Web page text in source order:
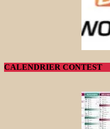
CALENDRIER CONTEST